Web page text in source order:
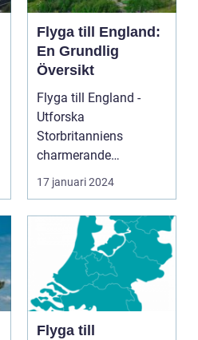
Flyga till England:
En Grundlig
Översikt
Flyga till England -
Utforska
Storbritanniens
charmerande
destinationer
Övergripande
introduktion ...
17 januari 2024
Flyga till